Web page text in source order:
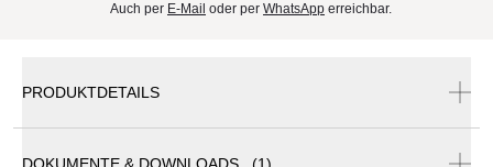
Auch per E-Mail oder per WhatsApp erreichbar.
PRODUKTDETAILS
DOKUMENTE & DOWNLOADS (1)